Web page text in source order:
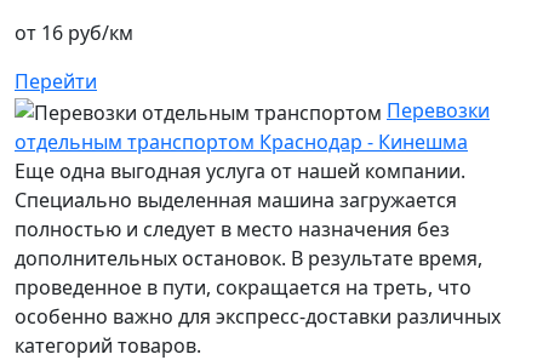
от 16 руб/км
Перейти
Перевозки
отдельным транспортом Краснодар - Кинешма
Еще одна выгодная услуга от нашей компании.
Специально выделенная машина загружается
полностью и следует в место назначения без
дополнительных остановок. В результате время,
проведенное в пути, сокращается на треть, что
особенно важно для экспресс-доставки различных
категорий товаров.